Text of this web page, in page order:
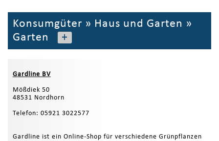
Konsumgüter » Haus und Garten »
Garten
+
Gardline BV
Mößdiek 50
48531 Nordhorn
Telefon: 05921 3022577
Gardline ist ein Online-Shop für verschiedene Grünpflanzen